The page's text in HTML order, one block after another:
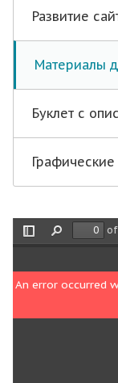
Развитие
Материалы
Буклет с
Toggle Find
An error occurred